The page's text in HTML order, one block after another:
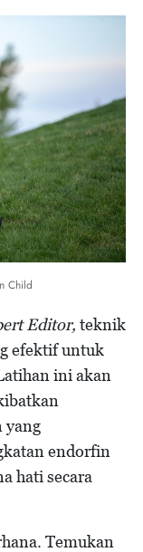
Child
Editor, teknik
efektif untuk
ini akan
yang
endorfin
hati secara
Temukan